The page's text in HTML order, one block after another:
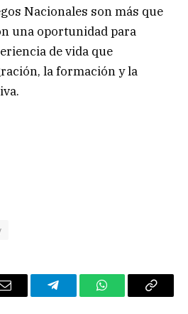
Nacionales son más que
una oportunidad para
de vida que
la formación y la
Email TelegramWhatsAppCopy